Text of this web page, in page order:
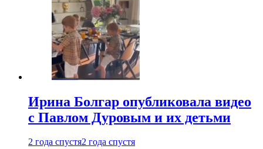
Ирина Болгар опубликовала видео
с Павлом Дуровым и их детьми
2 года спустя2 года спустя